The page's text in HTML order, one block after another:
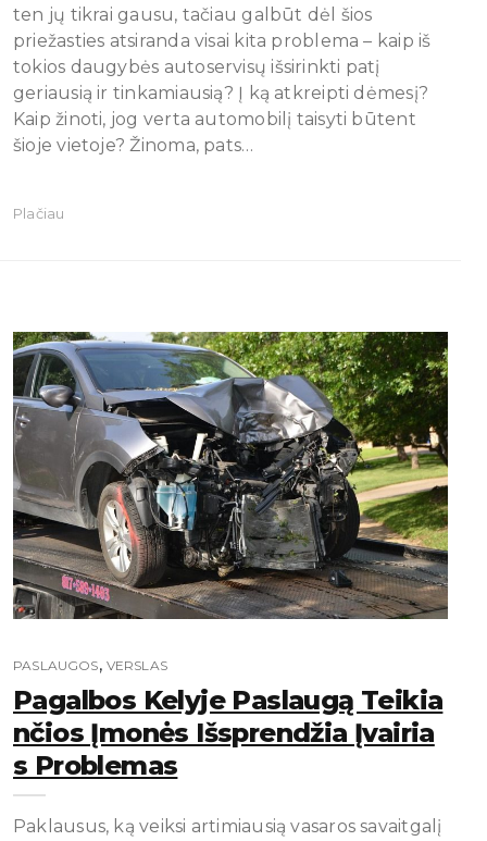
ten jų tikrai gausu, tačiau galbūt dėl šios
priežasties atsiranda visai kita problema – kaip iš
tokios daugybės autoservisų išsirinkti patį
geriausią ir tinkamiausią? Į ką atkreipti dėmesį?
Kaip žinoti, jog verta automobilį taisyti būtent
šioje vietoje? Žinoma, pats…
Plačiau
PASLAUGOS, VERSLAS
Pagalbos Kelyje Paslaugą Teikia
Nčios Įmonės Išsprendžia Įvairia
S Problemas
Paklausus, ką veiksi artimiausią vasaros savaitgalį